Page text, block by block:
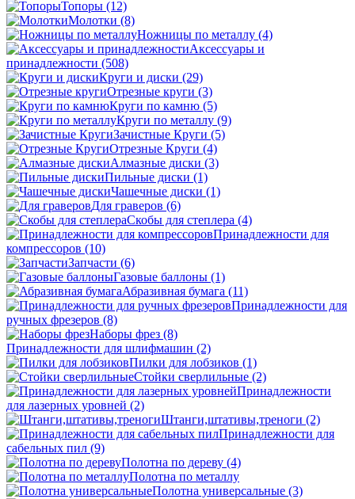
Топоры (12)
Молотки (8)
Ножницы по металлу (4)
Аксессуары и
принадлежности (508)
Круги и диски (29)
Отрезные круги (3)
Круги по камню (5)
Круги по металлу (9)
Зачистные Круги (5)
Отрезные Круги (4)
Алмазные диски (3)
Пильные диски (1)
Чашечные диски (1)
Для граверов (6)
Скобы для степлера (4)
Принадлежности для
компрессоров (10)
Запчасти (6)
Газовые баллоны (1)
Абразивная бумага (11)
Принадлежности для
ручных фрезеров (8)
Наборы фрез (8)
Принадлежности для шлифмашин (2)
Пилки для лобзиков (1)
Стойки сверлильные (2)
Принадлежности
для лазерных уровней (2)
Штанги,штативы,треноги (2)
Принадлежности для
сабельных пил (9)
Полотна по дереву (4)
Полотна по металлу
Полотна универсальные (3)